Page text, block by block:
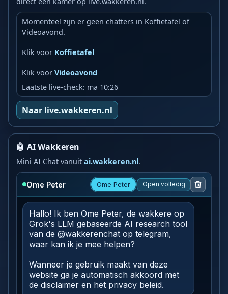
Momenteel zijn er geen chatters in Koffietafel of
Videoavond.
Klik voor Koffietafel
Klik voorVideoavond
Laatste live-check: ma 10:26
Naar live.wakkeren.nl
🤖 AI Wakkeren
Mini AI Chat vanuitai.wakkeren.nl.